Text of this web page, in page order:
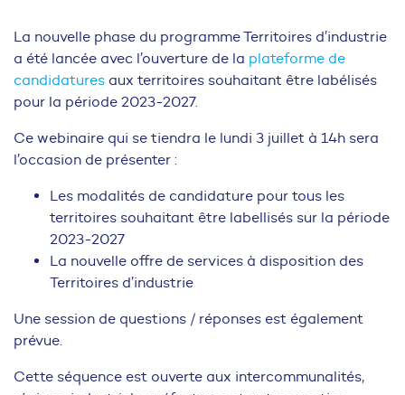
La nouvelle phase du programme Territoires d’industrie
a été lancée avec l’ouverture de la plateforme de
candidatures aux territoires souhaitant être labélisés
pour la période 2023-2027.
Ce webinaire qui se tiendra le lundi 3 juillet à 14h sera
l’occasion de présenter :
Les modalités de candidature pour tous les
territoires souhaitant être labellisés sur la période
2023-2027
La nouvelle offre de services à disposition des
Territoires d’industrie
Une session de questions / réponses est également
prévue.
Cette séquence est ouverte aux intercommunalités,